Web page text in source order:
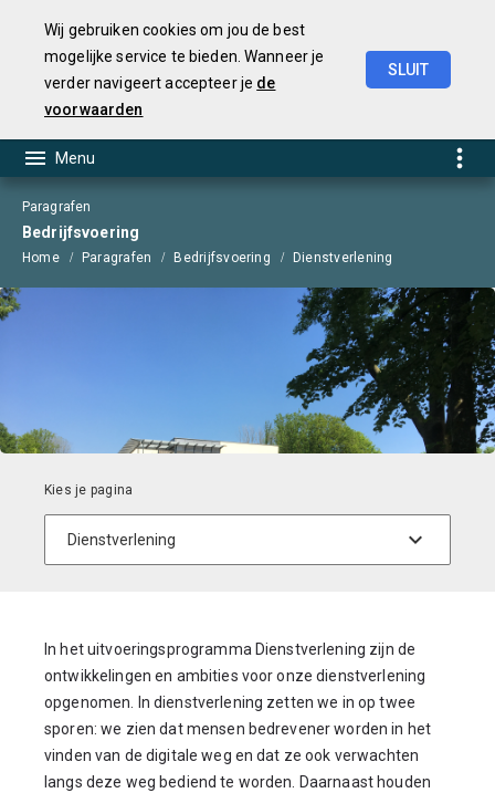
Wij gebruiken cookies om jou de best
mogelijke service te bieden. Wanneer je
verder navigeert accepteer je de
voorwaarden
SLUIT
Paragrafen
Bedrijfsvoering
Home Paragrafen Bedrijfsvoering Dienstverlening
In het uitvoeringsprogramma Dienstverlening zijn de
ontwikkelingen en ambities voor onze dienstverlening
opgenomen. In dienstverlening zetten we in op twee
sporen: we zien dat mensen bedrevener worden in het
vinden van de digitale weg en dat ze ook verwachten
langs deze weg bediend te worden. Daarnaast houden